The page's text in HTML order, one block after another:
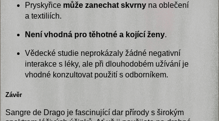
Pryskyřice může zanechat skvrnyna oblečení
a textiliích.
Není vhodná pro těhotné a kojící ženy.
Vědecké studie neprokázaly žádné negativní
interakce s léky, ale při dlouhodobém užívání je
vhodné konzultovat použití s odborníkem.
Závěr
Sangre de Drago je fascinující dar přírody s širokým